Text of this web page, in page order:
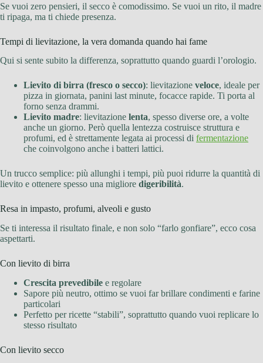
Se vuoi zero pensieri, il secco è comodissimo. Se vuoi un rito, il madre
ti ripaga, ma ti chiede presenza.
Tempi di lievitazione, la vera domanda quando hai fame
Qui si sente subito la differenza, soprattutto quando guardi l’orologio.
Lievito di birra (fresco o secco): lievitazione veloce, ideale per
pizza in giornata, panini last minute, focacce rapide. Ti porta al
forno senza drammi.
Lievito madre: lievitazione lenta, spesso diverse ore, a volte
anche un giorno. Però quella lentezza costruisce struttura e
profumi, ed è strettamente legata ai processi di fermentazione
che coinvolgono anche i batteri lattici.
Un trucco semplice: più allunghi i tempi, più puoi ridurre la quantità di
lievito e ottenere spesso una migliore digeribilità.
Resa in impasto, profumi, alveoli e gusto
Se ti interessa il risultato finale, e non solo “farlo gonfiare”, ecco cosa
aspettarti.
Con lievito di birra
Crescita prevedibile e regolare
Sapore più neutro, ottimo se vuoi far brillare condimenti e farine
particolari
Perfetto per ricette “stabili”, soprattutto quando vuoi replicare lo
stesso risultato
Con lievito secco